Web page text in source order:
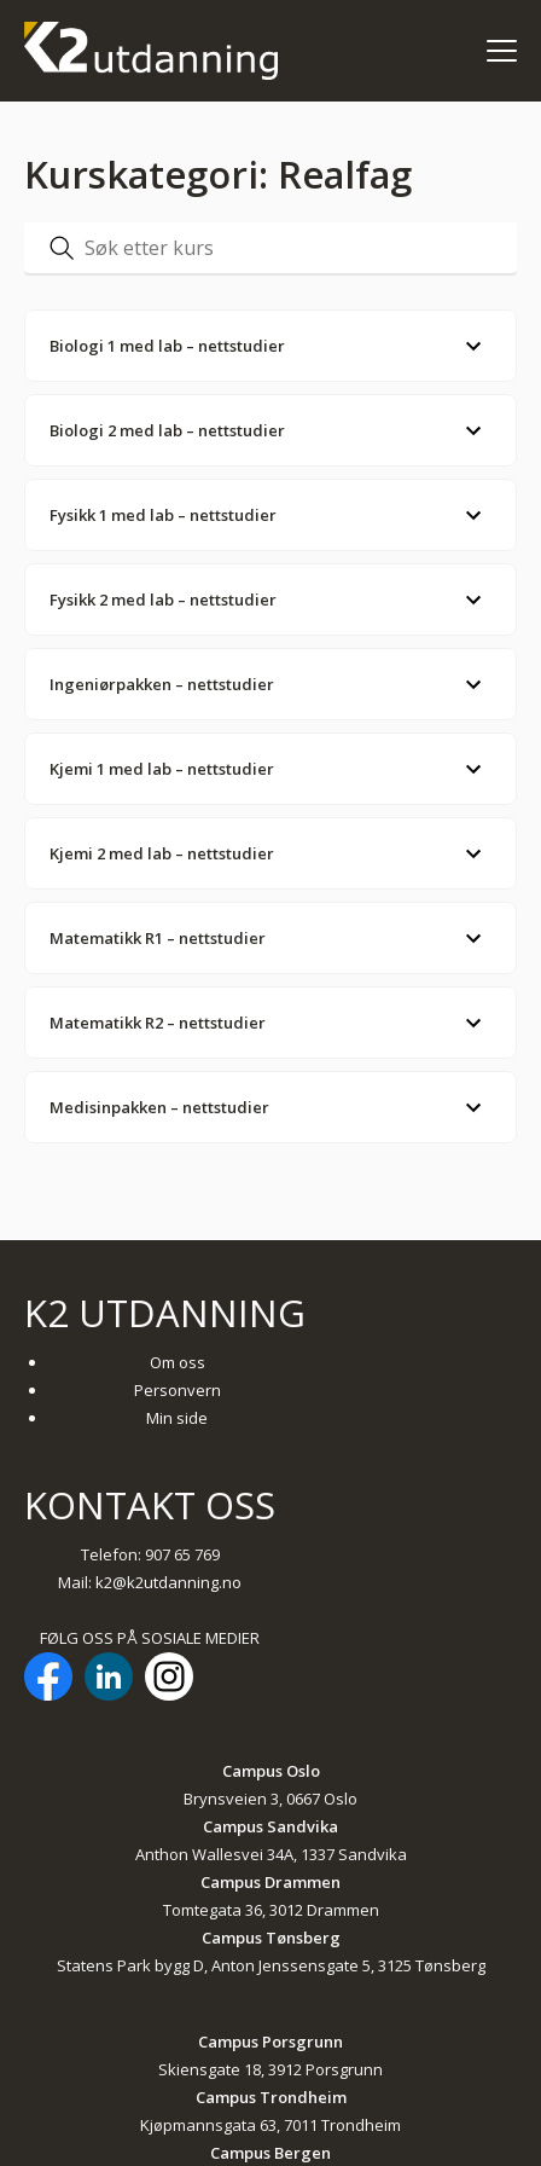
Kurskategori: Realfag
Biologi 1 med lab – nettstudier
Biologi 2 med lab – nettstudier
Fysikk 1 med lab – nettstudier
Fysikk 2 med lab – nettstudier
Ingeniørpakken – nettstudier
Kjemi 1 med lab – nettstudier
Kjemi 2 med lab – nettstudier
Matematikk R1 – nettstudier
Matematikk R2 – nettstudier
Medisinpakken – nettstudier
K2 UTDANNING
Om oss
Personvern
Min side
KONTAKT OSS
Telefon: 907 65 769
Mail: k2@k2utdanning.no
FØLG OSS PÅ SOSIALE MEDIER
Campus Oslo
Brynsveien 3, 0667 Oslo
Campus Sandvika
Anthon Wallesvei 34A, 1337 Sandvika
Campus Drammen
Tomtegata 36, 3012 Drammen
Campus Tønsberg
Statens Park bygg D, Anton Jenssensgate 5, 3125 Tønsberg
Campus Porsgrunn
Skiensgate 18, 3912 Porsgrunn
Campus Trondheim
Kjøpmannsgata 63, 7011 Trondheim
Campus Bergen